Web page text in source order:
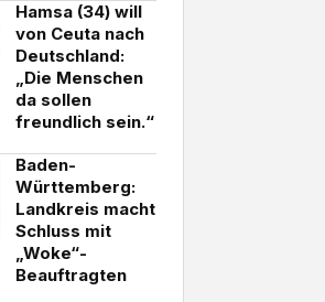
Hamsa (34) will
von Ceuta nach
Deutschland:
„Die Menschen
da sollen
freundlich sein.“
Baden-
Württemberg:
Landkreis macht
Schluss mit
„Woke“-
Beauftragten